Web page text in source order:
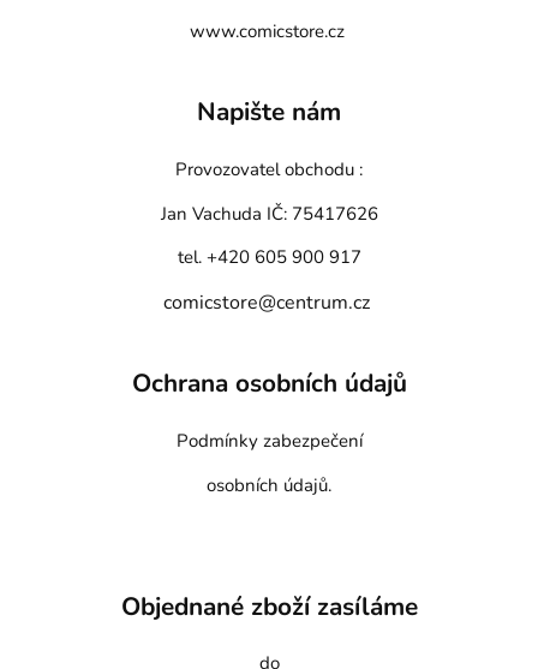
www.comicstore.cz
Napište nám
Provozovatel obchodu :
Jan Vachuda IČ: 75417626
tel. +420 605 900 917
comicstore@centrum.cz
Ochrana osobních údajů
Podmínky zabezpečení
osobních údajů.
Objednané zboží zasíláme
do